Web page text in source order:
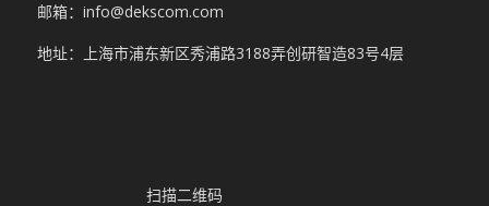
邮箱：info@dekscom.com
地址：上海市浦东新区秀浦路3188弄创研智造83号4层
扫描二维码